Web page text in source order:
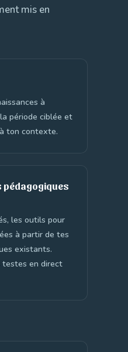
mis en
à
période ciblée et
ton contexte.
pédagogiques
les outils pour
à partir de tes
existants.
en direct